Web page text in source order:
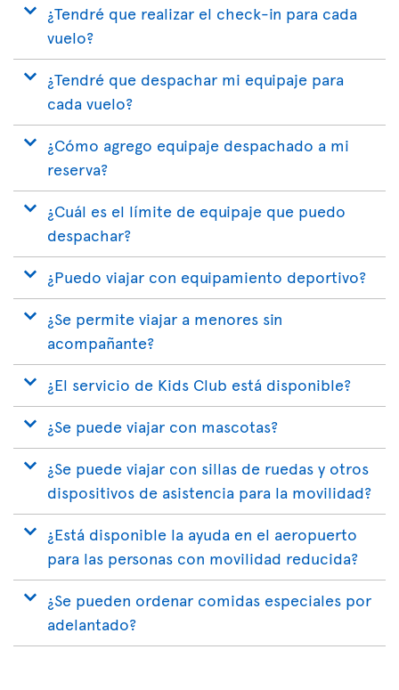
¿Tendré que realizar el check-in para cada
vuelo?
¿Tendré que despachar mi equipaje para
cada vuelo?
¿Cómo agrego equipaje despachado a mi
reserva?
¿Cuál es el límite de equipaje que puedo
despachar?
¿Puedo viajar con equipamiento deportivo?
¿Se permite viajar a menores sin
acompañante?
¿El servicio de Kids Club está disponible?
¿Se puede viajar con mascotas?
¿Se puede viajar con sillas de ruedas y otros
dispositivos de asistencia para la movilidad?
¿Está disponible la ayuda en el aeropuerto
para las personas con movilidad reducida?
¿Se pueden ordenar comidas especiales por
adelantado?